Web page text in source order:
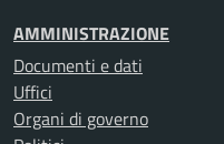
AMMINISTRAZIONE
Documenti e dati
Uffici
Organi di governo